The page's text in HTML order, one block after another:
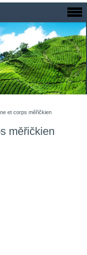
et corps měřičkien
měřičkien